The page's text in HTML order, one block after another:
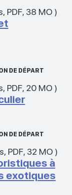
, PDF, 38 MO)
DE DÉPART
, PDF, 20 MO)
DE DÉPART
, PDF, 32 MO)
à
exotiques